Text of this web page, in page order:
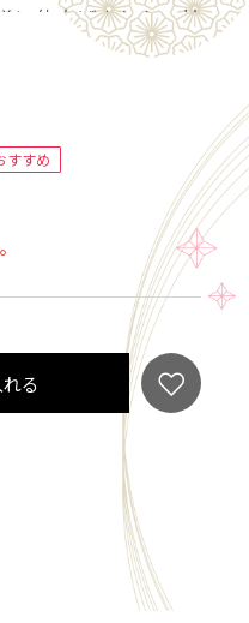
に仕上げました。甘
香料・甘味料は不使
手軽にお飲みいた
した。ヨーグルトに
ーブオイル相性抜
がお薦めです。
」と繰り返しお買い
ラスした苺の果実
お子様はお飲みい
ど果肉由来のもの
に加える苺の果肉
すすめ
る